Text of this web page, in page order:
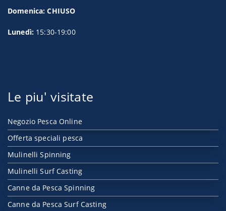
Domenica: CHIUSO
Lunedì: 15:30-19:00
Le piu' visitate
Negozio Pesca Online
Offerta speciali pesca
Mulinelli Spinning
Mulinelli Surf Casting
Canne da Pesca Spinning
Canne da Pesca Surf Casting